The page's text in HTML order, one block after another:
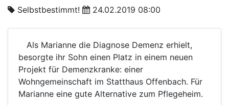
Selbstbestimmt! 24.02.2019 08:00
Als Marianne die Diagnose Demenz erhielt,
besorgte ihr Sohn einen Platz in einem neuen
Projekt für Demenzkranke: einer
Wohngemeinschaft im Statthaus Offenbach. Für
Marianne eine gute Alternative zum Pflegeheim.